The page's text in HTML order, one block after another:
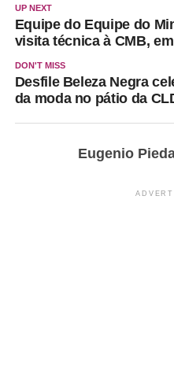
UP NEXT
Equipe do Equipe do
visita técnica à CMB,
DON'T MISS
Desfile Beleza Negra
da moda no pátio da
Eugenio